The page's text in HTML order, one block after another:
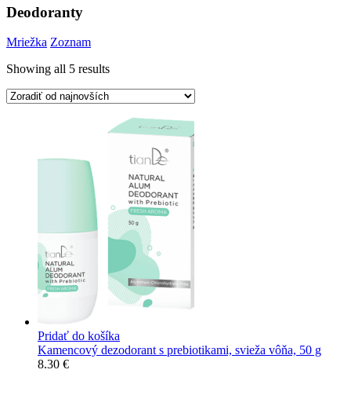
Deodoranty
Mriežka Zoznam
Showing all 5 results
Pridať do košíka
Kamencový dezodorant s prebiotikami, svieža vôňa, 50 g
8.30 €